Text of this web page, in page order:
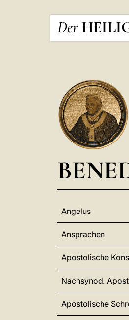
Der
Angelus
Ansprachen
Apostolische
Nachsynod.
Apostolische